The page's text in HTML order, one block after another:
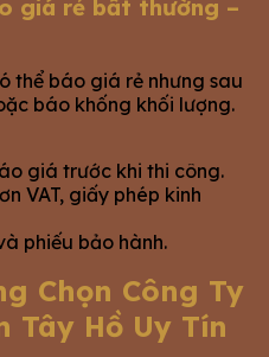
giá rẻ bất thường –
thể báo giá rẻ nhưng sau
báo khống khối lượng.
giá trước khi thi công.
VAT, giấy phép kinh
phiếu bảo hành.
Chọn Công Ty
Tây Hồ Uy Tín